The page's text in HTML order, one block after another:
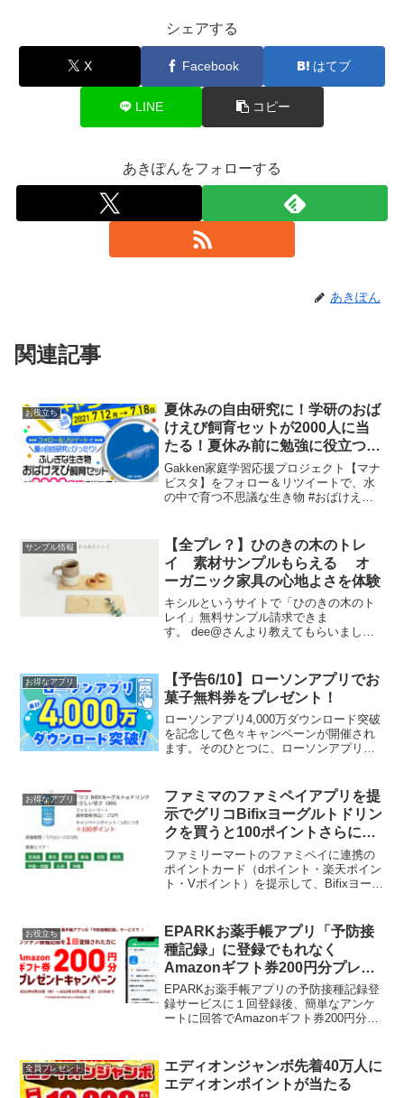
シェアする
X Facebook はてブ
LINE コピー
あきぽんをフォローする
あきぽん
関連記事
お役立ち
夏休みの自由研究に！学研のおば
けえび飼育セットが2000人に当
たる！夏休み前に勉強に役立つ無
料資料請求
Gakken家庭学習応援プロジェクト【マナ
ビスタ】をフォロー＆リツイートで、水
の中で育つ不思議な生き物 #おばけえび
ントキャンペーン🌻＼水の中で育つ不思
議な...
サンプル情報
【全プレ？】ひのきの木のトレ
イ 素材サンプルもらえる オ
ーガニック家具の心地よさを体験
キシルというサイトで「ひのきの木のト
レイ」無料サンプル請求できま
す。 dee@さんより教えてもらいました
なっています。再開ありましたら。こち
らから
お得なアプリ
【予告6/10】ローソンアプリでお
菓子無料券をプレゼント！
ローソンアプリ4,000万ダウンロード突破
を記念して色々キャンペーンが開催され
ます。そのひとつに、ローソンアプリで
定商品 ・ブラックサンダー ・オリジナ
ルPET飲...
お得なアプリ
ファミマのファミペイアプリを提
示でグリコBifixヨーグルトドリン
クを買うと100ポイントさらに
100万ポイント山分けも！
ファミリーマートのファミペイに連携の
ポイントカード（dポイント・楽天ポイン
ト・Vポイント）を提示して、Bifixヨーグ
になります。 （7/7～7/27）さらに...
お役立ち
EPARKお薬手帳アプリ「予防接
種記録」に登録でもれなく
Amazonギフト券200円分プレゼ
ント
EPARKお薬手帳アプリの予防接種記録登
録サービスに１回登録後、簡単なアンケ
ートに回答でAmazonギフト券200円分が
型コロナウイルスワクチンやインフルエ
ンザワクチ...
全員プレゼント
エディオンジャンボ先着40万人に
エディオンポイントが当たる